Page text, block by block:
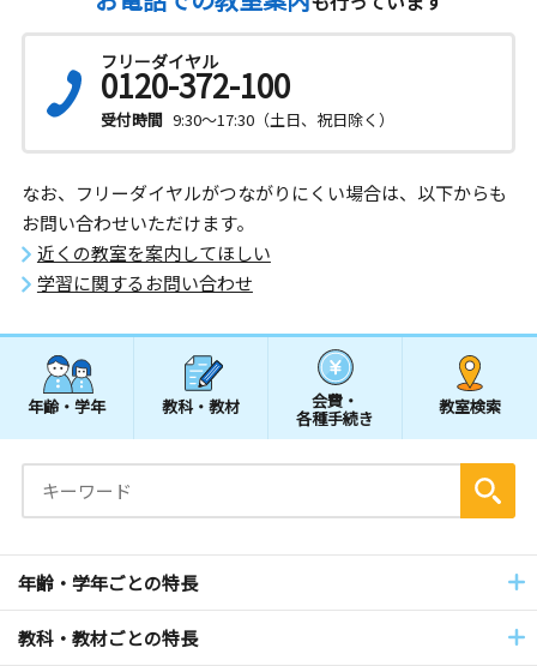
フリーダイヤル
0120-372-100
受付時間 9:30～17:30（土日、祝日除く）
なお、フリーダイヤルがつながりにくい場合は、以下からも
お問い合わせいただけます。
近くの教室を案内してほしい
学習に関するお問い合わせ
年齢・学年 教科・教材 会費・
各種手続き
教室検索
年齢・学年ごとの特長
教科・教材ごとの特長